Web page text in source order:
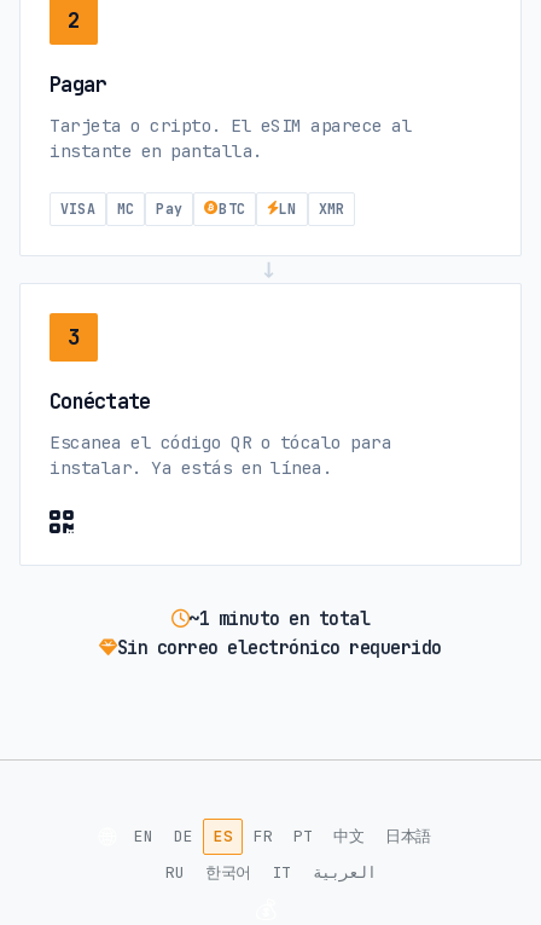
2
Pagar
Tarjeta o cripto. El eSIM aparece al
instante en pantalla.
VISA MC Pay BTC LN XMR
→
3
Conéctate
Escanea el código QR o tócalo para
instalar. Ya estás en línea.
~1 minuto en total
Sin correo electrónico requerido
EN DE ES FR PT 中文
日本語
RU
한국어 IT العربية